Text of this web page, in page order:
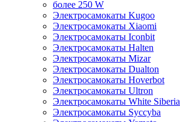
более 250 W
Электросамокаты Kugoo
Электросамокаты Xiaomi
Электросамокаты Iconbit
Электросамокаты Halten
Электросамокаты Mizar
Электросамокаты Dualton
Электросамокаты Hoverbot
Электросамокаты Ultron
Электросамокаты White Siberia
Электросамокаты Syccyba